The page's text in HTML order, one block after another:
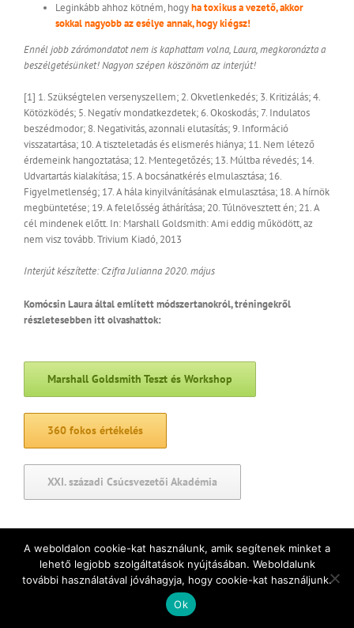
Leginkább ahhoz kötném, hogyha toxikus a vezető, akkor
sokkal nagyobb az esélye annak, hogy kiégsz!
Ennél jobb zárómondatot nem is kaphattam volna, Laura, megkoronázta a
beszélgetésünket! Nagyon szépen köszönöm az interjút!
[1] 1. Szükségtelen versenyszellem; 2. Okvetlenkedés; 3. Kritizálás; 4.
Kötözködés; 5. Negatív mondatkezdetek; 6. Okoskodás; 7. Indulatos
beszédmodor; 8. Negativitás, azonnali elutasítás; 9. Információ
visszatartása; 10. A tiszteletadás és elismerés hiánya; 11. Nem létező
érdemeink hangoztatása; 12. Mentegetőzés; 13. Múltba révedés; 14.
Udvartartás kialakítása; 15. A bocsánatkérés elmulasztása; 16.
Figyelmetlenség; 17. A hála kinyilvánításának elmulasztása; 18. A hírnök
megbüntetése; 19. A felelősség áthárítása; 20. Túlnövesztett én; 21. A
cél mindenek előtt. In: Marshall Goldsmith: Ami eddig működött, az
nem visz tovább. Trivium Kiadó, 2013
Interjút készítette: Czifra Julianna 2020. május
Komócsin Laura által említett módszertanokról, tréningekről
részletesebben itt olvashattok:
Marshall Goldsmith Teszt és Workshop
360 fokos értékelés
XXI. századi Csúcsvezetői Akadémia
Szodorai Andrea | June 2nd, 2020 Uncategorized | 0 Comments
A weboldalon cookie-kat használunk, amik segítenek minket a
lehető legjobb szolgáltatások nyújtásában. Weboldalunk
további használatával jóváhagyja, hogy cookie-kat használjunk.
Ok